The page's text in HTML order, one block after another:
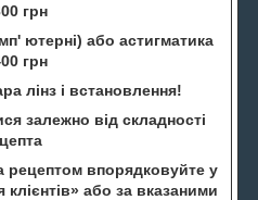
грн
ютерні) або астигматика
грн
лінз і встановлення!
залежно від складності
рецептом впорядковуйте у
клієнтів» або за вказаними